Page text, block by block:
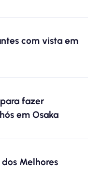
com vista em
fazer
em Osaka
Melhores